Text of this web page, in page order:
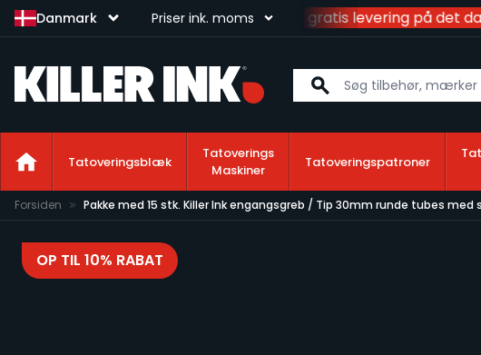
Danmark Priser ink. moms
Brug 1450 kr.og få gratis levering på det
Tatoveringsblæk
Tatoverings
Maskiner
Tatoveringspatroner
Skip to Content
Forsiden Pakke med 15 stk. Killer Ink engangsgreb / Tip 30mm runde tubes med
OP TIL 10% RABAT